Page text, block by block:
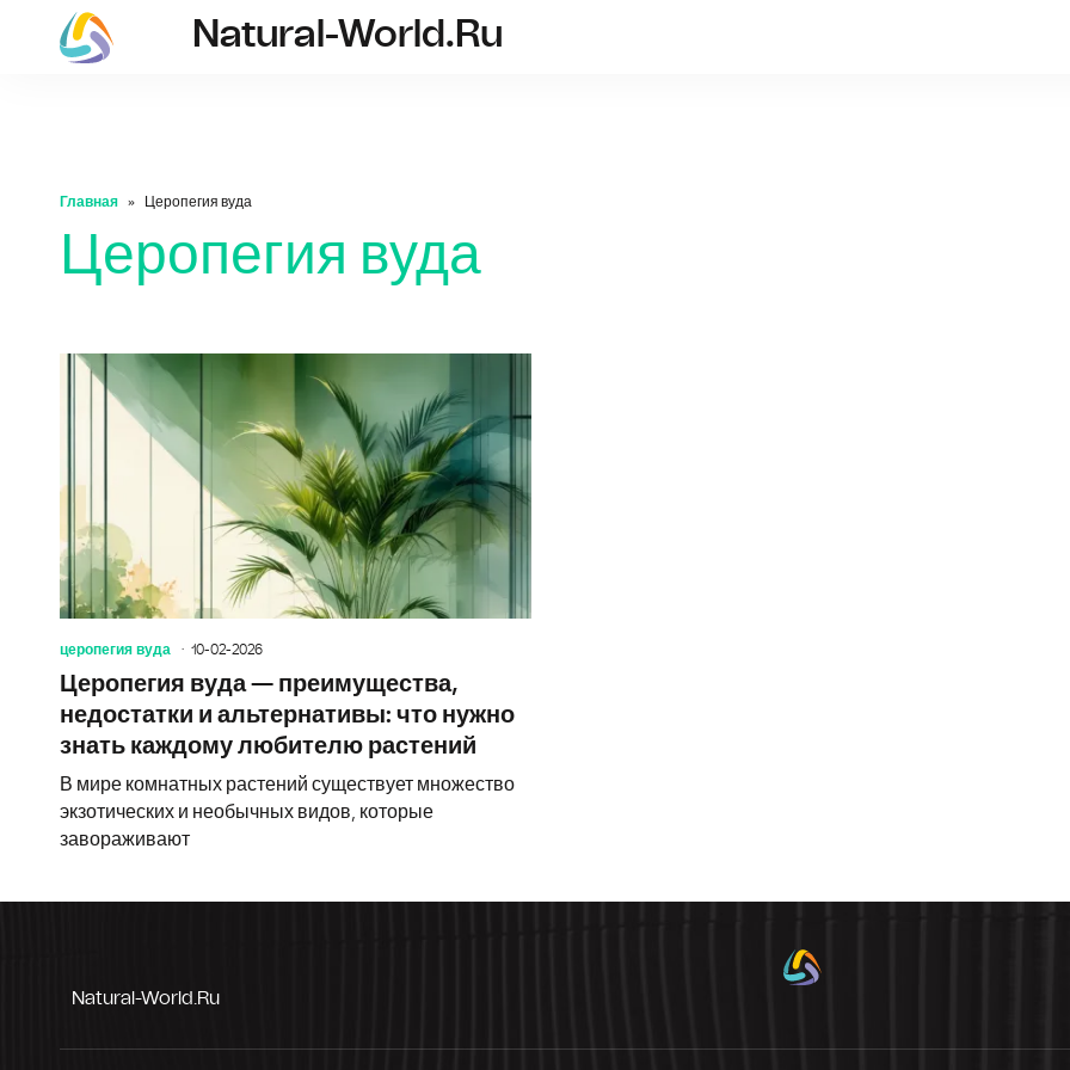
natural-world.ru
Natural-World.ru
Главная Церопегия вуда
Церопегия вуда
церопегия вуда 10-02-2026
Церопегия вуда — преимущества,
недостатки и альтернативы: что нужно
знать каждому любителю растений
В мире комнатных растений существует множество
экзотических и необычных видов, которые
завораживают
Natural-World.ru